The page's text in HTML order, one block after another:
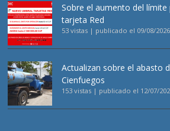
Sobre el aumento del
tarjeta Red
53 vistas | publicado el 09/08/2026
Actualizan sobre el abasto
Cienfuegos
153 vistas | publicado el 12/07/